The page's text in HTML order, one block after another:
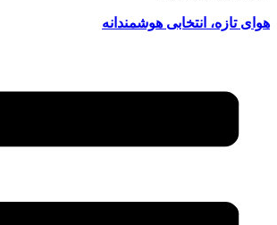
هوای تازه، انتخابی هوشمندانه